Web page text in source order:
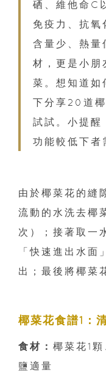
硒、維他命C
免疫力、抗氧
含量少、熱量
材，更是小朋
菜。想知道如
下分享20道
試試。小提醒
功能較低下者
由於椰菜花的縫
流動的水洗去椰
次）；接著取一
「快速進出水面
出；最後將椰菜
椰菜花食譜1：
食材： 椰菜花1
鹽適量